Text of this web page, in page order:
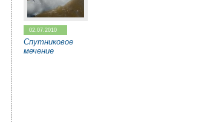
02.07.2010
Спутниковое
мечение